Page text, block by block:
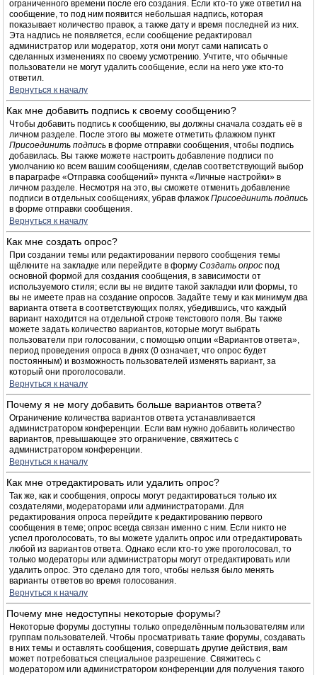
ограниченного времени после его создания. Если кто-то уже ответил на
сообщение, то под ним появится небольшая надпись, которая
показывает количество правок, а также дату и время последней из них.
Эта надпись не появляется, если сообщение редактировал
администратор или модератор, хотя они могут сами написать о
сделанных изменениях по своему усмотрению. Учтите, что обычные
пользователи не могут удалить сообщение, если на него уже кто-то
ответил.
Вернуться к началу
Как мне добавить подпись к своему сообщению?
Чтобы добавить подпись к сообщению, вы должны сначала создать её в
личном разделе. После этого вы можете отметить флажком пункт
Присоединить подпись в форме отправки сообщения, чтобы подпись
добавилась. Вы также можете настроить добавление подписи по
умолчанию ко всем вашим сообщениям, сделав соответствующий выбор
в параграфе «Отправка сообщений» пункта «Личные настройки» в
личном разделе. Несмотря на это, вы сможете отменить добавление
подписи в отдельных сообщениях, убрав флажок Присоединить подпись
в форме отправки сообщения.
Вернуться к началу
Как мне создать опрос?
При создании темы или редактировании первого сообщения темы
щёлкните на закладке или перейдите в форму Создать опрос под
основной формой для создания сообщения, в зависимости от
используемого стиля; если вы не видите такой закладки или формы, то
вы не имеете прав на создание опросов. Задайте тему и как минимум два
варианта ответа в соответствующих полях, убедившись, что каждый
вариант находится на отдельной строке текстового поля. Вы также
можете задать количество вариантов, которые могут выбрать
пользователи при голосовании, с помощью опции «Вариантов ответа»,
период проведения опроса в днях (0 означает, что опрос будет
постоянным) и возможность пользователей изменять вариант, за
который они проголосовали.
Вернуться к началу
Почему я не могу добавить больше вариантов ответа?
Ограничение количества вариантов ответа устанавливается
администратором конференции. Если вам нужно добавить количество
вариантов, превышающее это ограничение, свяжитесь с
администратором конференции.
Вернуться к началу
Как мне отредактировать или удалить опрос?
Так же, как и сообщения, опросы могут редактироваться только их
создателями, модераторами или администраторами. Для
редактирования опроса перейдите к редактированию первого
сообщения в теме; опрос всегда связан именно с ним. Если никто не
успел проголосовать, то вы можете удалить опрос или отредактировать
любой из вариантов ответа. Однако если кто-то уже проголосовал, то
только модераторы или администраторы могут отредактировать или
удалить опрос. Это сделано для того, чтобы нельзя было менять
варианты ответов во время голосования.
Вернуться к началу
Почему мне недоступны некоторые форумы?
Некоторые форумы доступны только определённым пользователям или
группам пользователей. Чтобы просматривать такие форумы, создавать
в них темы и оставлять сообщения, совершать другие действия, вам
может потребоваться специальное разрешение. Свяжитесь с
модератором или администратором конференции для получения такого